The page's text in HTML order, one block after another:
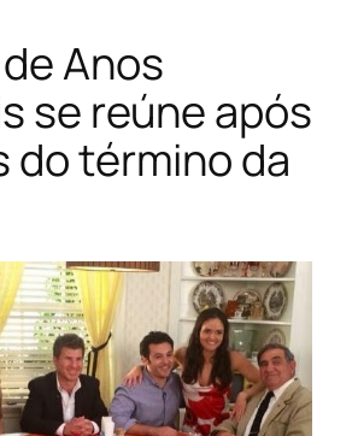
Anos
se reúne após
do término da